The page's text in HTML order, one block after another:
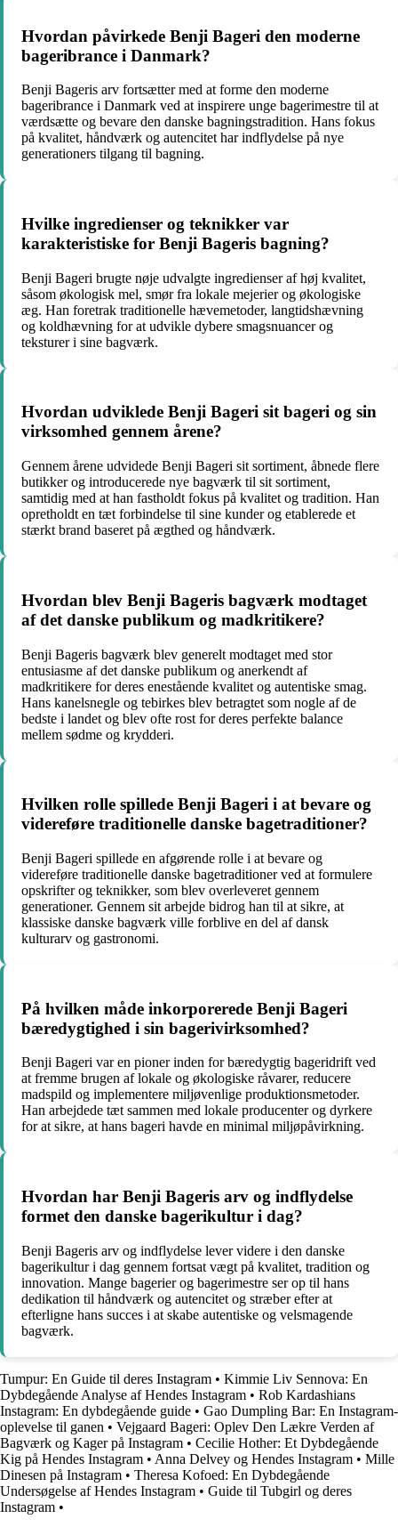
Hvordan påvirkede Benji Bageri den moderne
bageribrance i Danmark?
Benji Bageris arv fortsætter med at forme den moderne
bageribrance i Danmark ved at inspirere unge bagerimestre til at
værdsætte og bevare den danske bagningstradition. Hans fokus
på kvalitet, håndværk og autencitet har indflydelse på nye
generationers tilgang til bagning.
Hvilke ingredienser og teknikker var
karakteristiske for Benji Bageris bagning?
Benji Bageri brugte nøje udvalgte ingredienser af høj kvalitet,
såsom økologisk mel, smør fra lokale mejerier og økologiske
æg. Han foretrak traditionelle hævemetoder, langtidshævning
og koldhævning for at udvikle dybere smagsnuancer og
teksturer i sine bagværk.
Hvordan udviklede Benji Bageri sit bageri og sin
virksomhed gennem årene?
Gennem årene udvidede Benji Bageri sit sortiment, åbnede flere
butikker og introducerede nye bagværk til sit sortiment,
samtidig med at han fastholdt fokus på kvalitet og tradition. Han
opretholdt en tæt forbindelse til sine kunder og etablerede et
stærkt brand baseret på ægthed og håndværk.
Hvordan blev Benji Bageris bagværk modtaget
af det danske publikum og madkritikere?
Benji Bageris bagværk blev generelt modtaget med stor
entusiasme af det danske publikum og anerkendt af
madkritikere for deres enestående kvalitet og autentiske smag.
Hans kanelsnegle og tebirkes blev betragtet som nogle af de
bedste i landet og blev ofte rost for deres perfekte balance
mellem sødme og krydderi.
Hvilken rolle spillede Benji Bageri i at bevare og
videreføre traditionelle danske bagetraditioner?
Benji Bageri spillede en afgørende rolle i at bevare og
videreføre traditionelle danske bagetraditioner ved at formulere
opskrifter og teknikker, som blev overleveret gennem
generationer. Gennem sit arbejde bidrog han til at sikre, at
klassiske danske bagværk ville forblive en del af dansk
kulturarv og gastronomi.
På hvilken måde inkorporerede Benji Bageri
bæredygtighed i sin bagerivirksomhed?
Benji Bageri var en pioner inden for bæredygtig bageridrift ved
at fremme brugen af lokale og økologiske råvarer, reducere
madspild og implementere miljøvenlige produktionsmetoder.
Han arbejdede tæt sammen med lokale producenter og dyrkere
for at sikre, at hans bageri havde en minimal miljøpåvirkning.
Hvordan har Benji Bageris arv og indflydelse
formet den danske bagerikultur i dag?
Benji Bageris arv og indflydelse lever videre i den danske
bagerikultur i dag gennem fortsat vægt på kvalitet, tradition og
innovation. Mange bagerier og bagerimestre ser op til hans
dedikation til håndværk og autencitet og stræber efter at
efterligne hans succes i at skabe autentiske og velsmagende
bagværk.
Tumpur: En Guide til deres Instagram • Kimmie Liv Sennova: En
Dybdegående Analyse af Hendes Instagram • Rob Kardashians
Instagram: En dybdegående guide • Gao Dumpling Bar: En Instagram-
oplevelse til ganen • Vejgaard Bageri: Oplev Den Lækre Verden af
Bagværk og Kager på Instagram • Cecilie Hother: Et Dybdegående
Kig på Hendes Instagram • Anna Delvey og Hendes Instagram • Mille
Dinesen på Instagram • Theresa Kofoed: En Dybdegående
Undersøgelse af Hendes Instagram • Guide til Tubgirl og deres
Instagram •